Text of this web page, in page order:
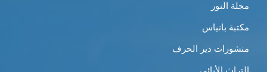
مجلة النور
مكتبة بانياس
منشورات دير الحرف